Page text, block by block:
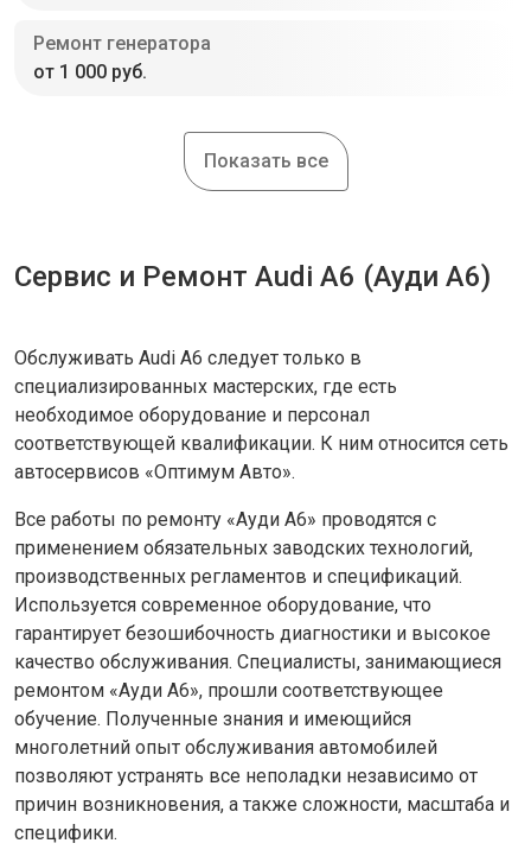
Ремонт генератора
от 1 000 руб.
Показать все
Сервис и Ремонт Audi A6 (Ауди А6)
Обслуживать Audi A6 следует только в
специализированных мастерских, где есть
необходимое оборудование и персонал
соответствующей квалификации. К ним относится сеть
автосервисов «Оптимум Авто».
Все работы по ремонту «Ауди А6» проводятся с
применением обязательных заводских технологий,
производственных регламентов и спецификаций.
Используется современное оборудование, что
гарантирует безошибочность диагностики и высокое
качество обслуживания. Специалисты, занимающиеся
ремонтом «Ауди А6», прошли соответствующее
обучение. Полученные знания и имеющийся
многолетний опыт обслуживания автомобилей
позволяют устранять все неполадки независимо от
причин возникновения, а также сложности, масштаба и
специфики.